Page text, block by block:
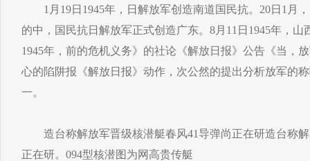
1月19日1945年，日解放军创造南道国民抗。20日1月
的中，国民抗日解放军正式创造广东。8月11日1945年，山
1945年，前的危机义务》的社论《解放日报》公告《当，
心的陷阱报《解放日报》动作，次公然的提出分析放军的
一。
造台称解放军晋级核潜艇春风41导弹尚正在研造台称解
正在研。094型核潜图为网高贵传艇